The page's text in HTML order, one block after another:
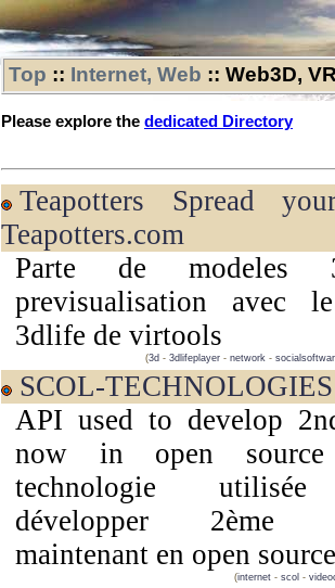
Top :: Internet, Web :: Web3D,
Please explore the dedicated Directory
Teapotters Spread your 3D -
Teapotters.com
Parte de modeles
previsualisation avec
3dlife de virtools
(3d - 3dlifeplayer - network -
SCOL-TECHNOLOGIES
API used to develop
now in open
technologie
développer 2ème
maintenant en open
(internet - scol -